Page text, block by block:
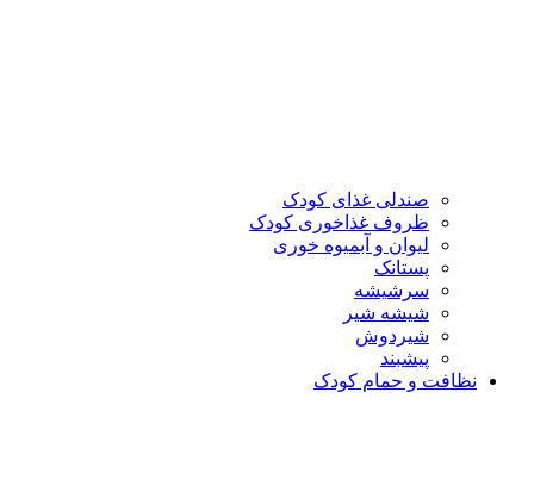
صندلی غذای کودک
ظروف غذاخوری کودک
لیوان و آبمیوه خوری
پستانک
سرشیشه
شیشه شیر
شیردوش
پیشبند
نظافت و حمام کودک